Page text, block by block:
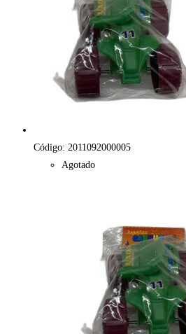
Código: 2011092000005
Agotado